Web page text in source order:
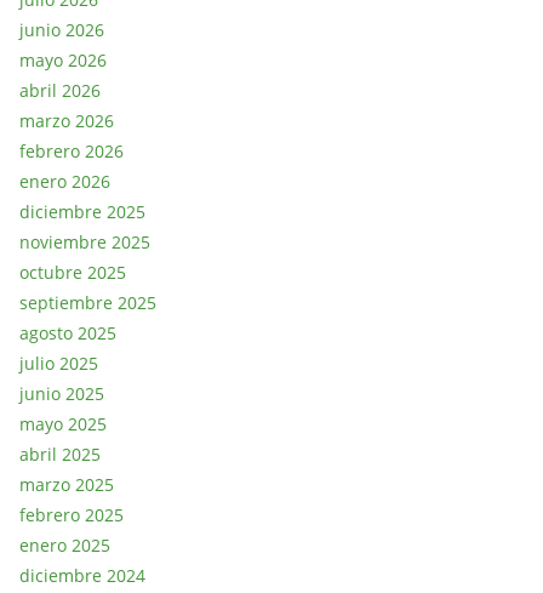
junio 2026
mayo 2026
abril 2026
marzo 2026
febrero 2026
enero 2026
diciembre 2025
noviembre 2025
octubre 2025
septiembre 2025
agosto 2025
julio 2025
junio 2025
mayo 2025
abril 2025
marzo 2025
febrero 2025
enero 2025
diciembre 2024